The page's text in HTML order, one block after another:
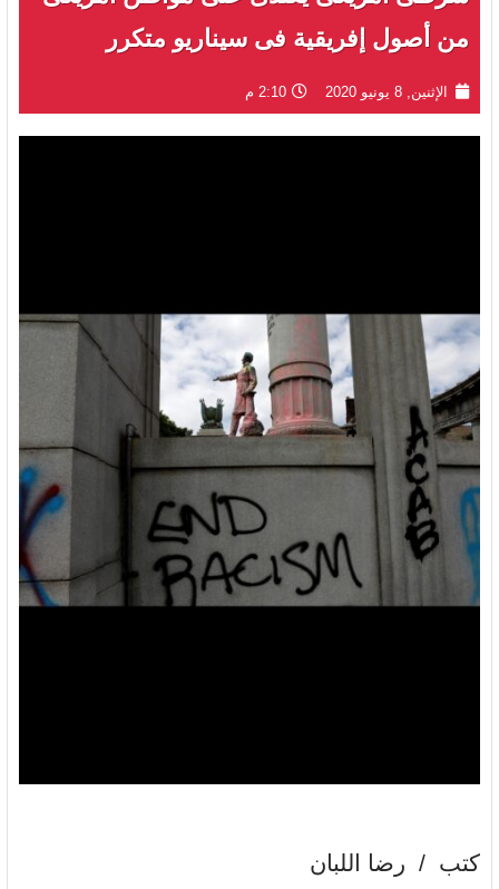
من أصول إفريقية فى سيناريو متكرر
الإثنين, 8 يونيو 2020 2:10 م
كتب / رضا اللبان